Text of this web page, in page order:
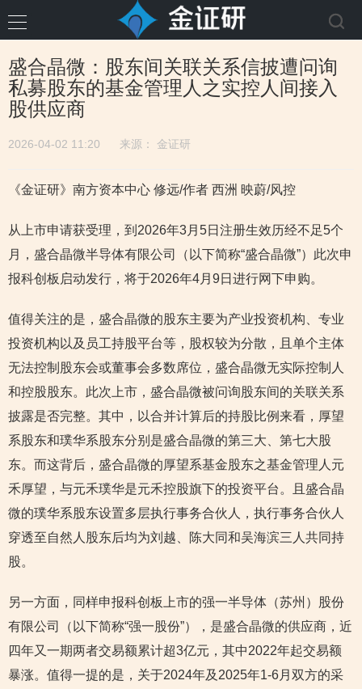
盛合晶微：股东间关联关系信披遭问询
私募股东的基金管理人之实控人间接入
股供应商
2026-04-02 11:20 来源： 金证研
《金证研》南方资本中心 修远/作者 西洲 映蔚/风控
从上市申请获受理，到2026年3月5日注册生效历经不足5个
月，盛合晶微半导体有限公司（以下简称“盛合晶微”）此次申
报科创板启动发行，将于2026年4月9日进行网下申购。
值得关注的是，盛合晶微的股东主要为产业投资机构、专业
投资机构以及员工持股平台等，股权较为分散，且单个主体
无法控制股东会或董事会多数席位，盛合晶微无实际控制人
和控股股东。此次上市，盛合晶微被问询股东间的关联关系
披露是否完整。其中，以合并计算后的持股比例来看，厚望
系股东和璞华系股东分别是盛合晶微的第三大、第七大股
东。而这背后，盛合晶微的厚望系基金股东之基金管理人元
禾厚望，与元禾璞华是元禾控股旗下的投资平台。且盛合晶
微的璞华系股东设置多层执行事务合伙人，执行事务合伙人
穿透至自然人股东后均为刘越、陈大同和吴海滨三人共同持
股。
另一方面，同样申报科创板上市的强一半导体（苏州）股份
有限公司（以下简称“强一股份”），是盛合晶微的供应商，近
四年又一期两者交易额累计超3亿元，其中2022年起交易额
暴涨。值得一提的是，关于2024年及2025年1-6月双方的采